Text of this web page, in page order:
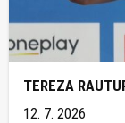
TEREZA
12. 7. 2026